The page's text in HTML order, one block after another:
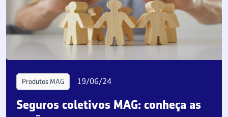
Produtos MAG 19/06/24
Seguros coletivos MAG: conheça as